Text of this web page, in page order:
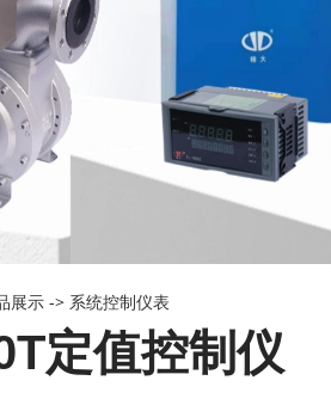
展示 -> 系统控制仪表
定值控制仪